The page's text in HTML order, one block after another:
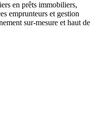
en prêts immobiliers,
emprunteurs et gestion
sur-mesure et haut de